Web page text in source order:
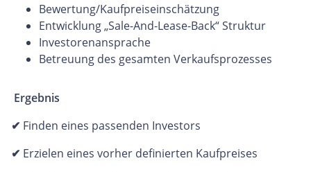
Bewertung/Kaufpreiseinschätzung
Entwicklung „Sale-And-Lease-Back“ Struktur
Investorenansprache
Betreuung des gesamten Verkaufsprozesses
Ergebnis
✔ Finden eines passenden Investors
✔ Erzielen eines vorher definierten Kaufpreises